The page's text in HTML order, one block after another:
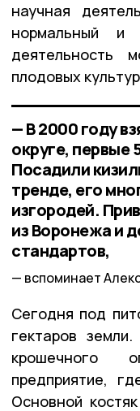
научная
нормальный и
деятельность
плодовых
— В 2000 году
округе, первые
Посадили
тренде, его
изгородей.
из Воронежа и
стандартов,
вспоминает
Сегодня под
гектаров
крошечного
предприятие,
Основной